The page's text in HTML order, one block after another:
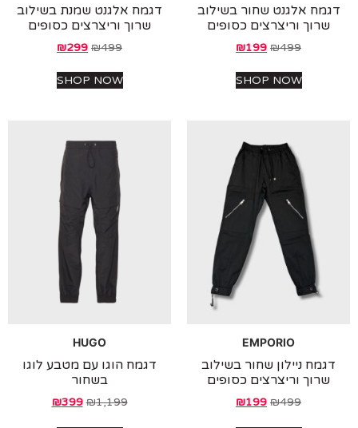
אלגנט שחור בשילוב
שרוך וריצרצים כסופים
₪
₪199
SHOP NOW
דגמח אלגנט שמנת בשילוב
שרוך וריצרצים כסופים
₪
₪299
SHOP NOW
EMPORIO
ניילון שחור בשילוב
שרוך וריצרצים כסופים
₪
₪199
HUGO
דגמח הוגו עם מטבע לוגו
בשחור
₪1,199
₪399